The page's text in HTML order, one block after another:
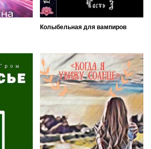
Колыбельная для вампиров